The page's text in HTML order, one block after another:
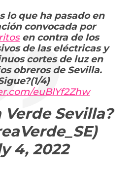
lo que ha pasado en
convocada por
en contra de los
de las eléctricas y
cortes de luz en
obreros de Sevilla.
4)
euBlYf2Zhw
Sevilla?
4, 2022